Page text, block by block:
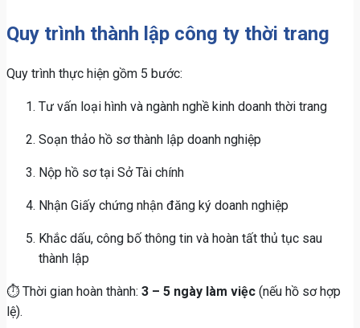
Quy trình thành lập công ty thời trang
Quy trình thực hiện gồm 5 bước:
Tư vấn loại hình và ngành nghề kinh doanh thời trang
Soạn thảo hồ sơ thành lập doanh nghiệp
Nộp hồ sơ tại Sở Tài chính
Nhận Giấy chứng nhận đăng ký doanh nghiệp
Khắc dấu, công bố thông tin và hoàn tất thủ tục sau
thành lập
⏱ Thời gian hoàn thành: 3 – 5 ngày làm việc (nếu hồ sơ hợp
lệ).